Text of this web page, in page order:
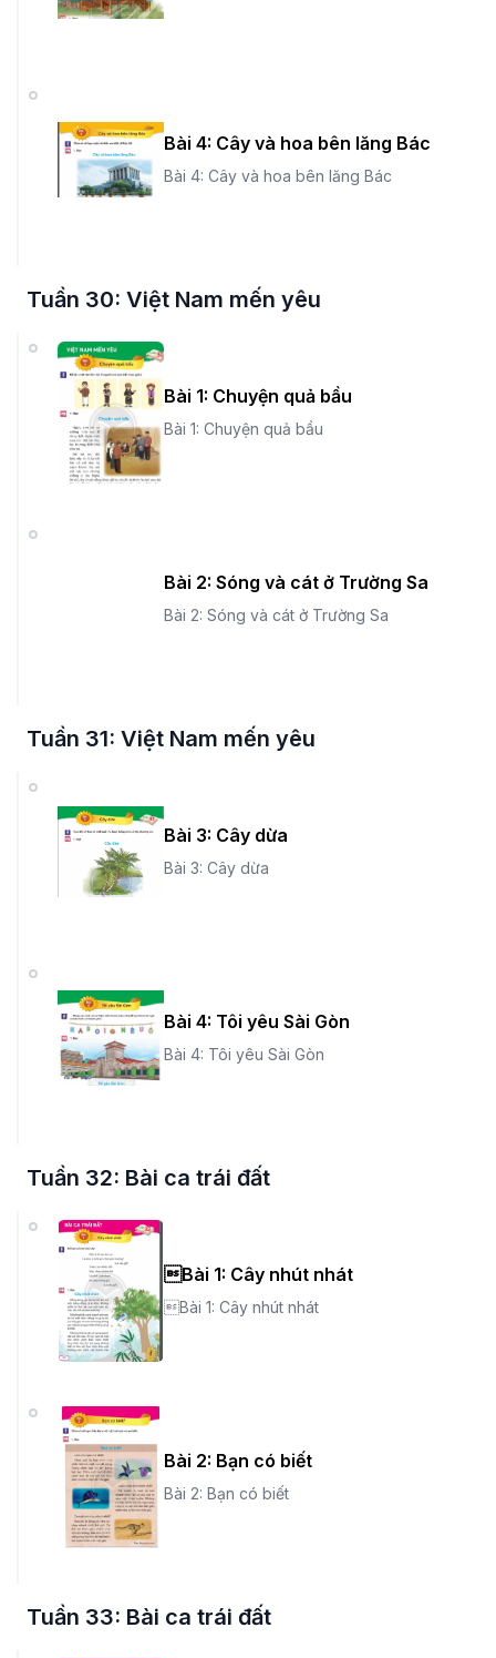
Bài 4: Cây và hoa bên lăng Bác
Bài 4: Cây và hoa bên lăng Bác
Tuần 30: Việt Nam mến yêu
Bài 1: Chuyện quả bầu
Bài 1: Chuyện quả bầu
Bài 2: Sóng và cát ở Trường Sa
Bài 2: Sóng và cát ở Trường Sa
Tuần 31: Việt Nam mến yêu
Bài 3: Cây dừa
Bài 3: Cây dừa
Bài 4: Tôi yêu Sài Gòn
Bài 4: Tôi yêu Sài Gòn
Tuần 32: Bài ca trái đất
Bài 1: Cây nhút nhát
Bài 1: Cây nhút nhát
Bài 2: Bạn có biết
Bài 2: Bạn có biết
Tuần 33: Bài ca trái đất